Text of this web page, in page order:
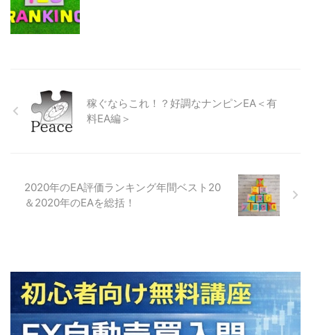
稼ぐならこれ！？好調なナンピンEA＜有
料EA編＞
2020年のEA評価ランキング年間ベスト20
＆2020年のEAを総括！